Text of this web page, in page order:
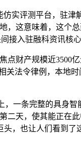
实评测平台，驻津
这意味着，这个
接入驻融科资讯核心
财产规模近3500
法令律例，本地
一条完整的具身智
天，使其能正在
，也让人们看到